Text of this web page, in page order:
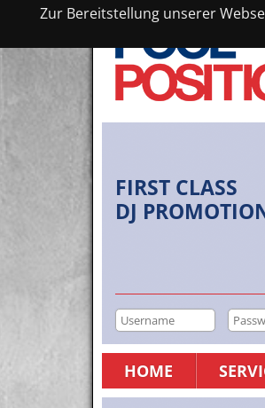
Zur Bereitstellung unserer
FIRST CLASS
DJ
HOME